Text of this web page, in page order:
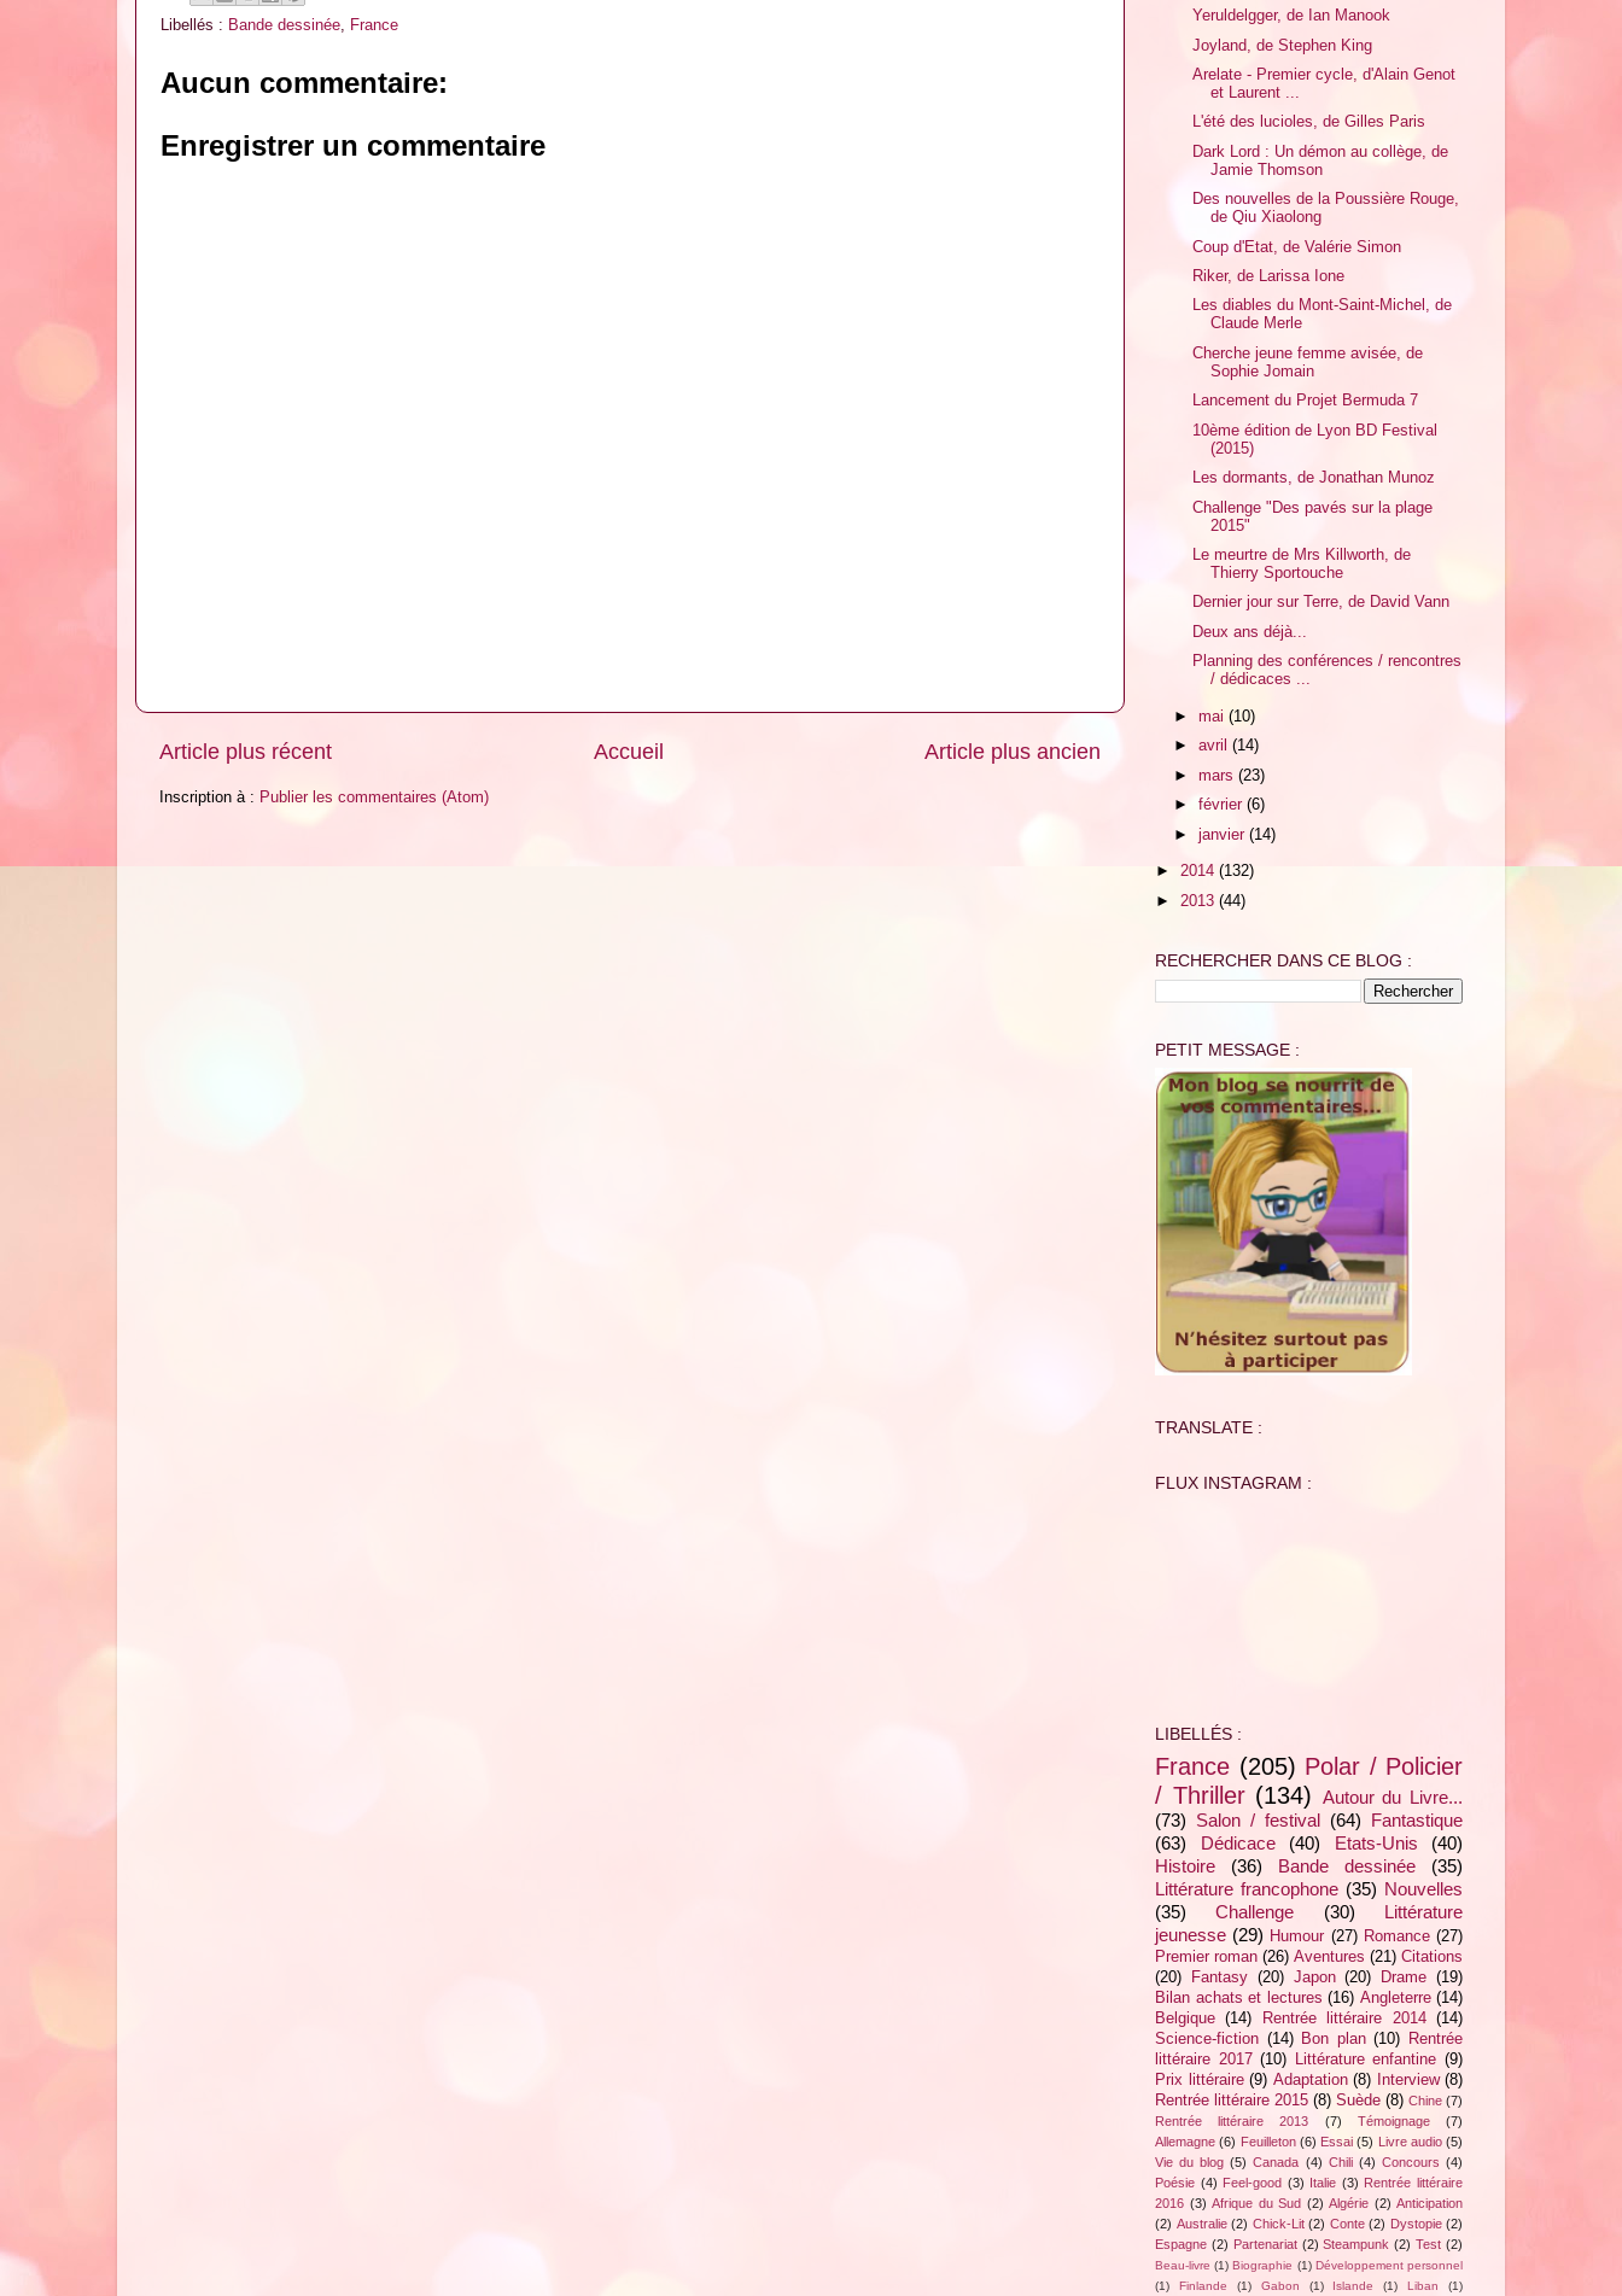
Libellés : Bande dessinée France
Aucun commentaire:
Enregistrer un commentaire
Article plus récent Article plus ancien
Accueil
Inscription à : Publier les commentaires (Atom)
Yeruldelgger, de Ian Manook
Joyland, de Stephen King
Arelate - Premier cycle, d'Alain Genot
et Laurent ...
L'été des lucioles, de Gilles Paris
Dark Lord : Un démon au collège, de
Jamie Thomson
Des nouvelles de la Poussière Rouge,
de Qiu Xiaolong
Coup d'Etat, de Valérie Simon
Riker, de Larissa Ione
Les diables du Mont-Saint-Michel, de
Claude Merle
Cherche jeune femme avisée, de
Sophie Jomain
Lancement du Projet Bermuda 7
10ème édition de Lyon BD Festival
(2015)
Les dormants, de Jonathan Munoz
Challenge "Des pavés sur la plage
2015"
Le meurtre de Mrs Killworth, de
Thierry Sportouche
Dernier jour sur Terre, de David Vann
Deux ans déjà...
Planning des conférences / rencontres
/ dédicaces ...
►mai(10)
►avril(14)
►mars(23)
►février(6)
►janvier(14)
► 2014 (132)
► 2013 (44)
RECHERCHER DANS CE BLOG :
PETIT MESSAGE :
TRANSLATE :
FLUX INSTAGRAM :
LIBELLÉS :
France (205) Polar / Policier
/ Thriller (134) Autour du Livre...
(73) Salon / festival (64) Fantastique
(63)
Dédicace (40) Etats-Unis
(40)
Histoire
(36) Bande dessinée
(35)
Littérature francophone (35) Nouvelles
(35)
Challenge (30)
Littérature
jeunesse (29) Humour (27) Romance (27)
Premier roman (26) Aventures (21) Citations
(20)
Fantasy (20) Japon (20) Drame (19)
Bilan achats et lectures (16) Angleterre (14)
Belgique
(14) Rentrée littéraire 2014
(14)
Science-fiction (14) Bon plan (10)
Rentrée
littéraire 2017 (10) Littérature enfantine (9)
Prix littéraire (9) Adaptation (8) Interview (8)
Rentrée littéraire 2015 (8) Suède (8) Chine (7)
Rentrée littéraire 2013
(7) Témoignage
(7)
Allemagne (6) Feuilleton (6) Essai (5) Livre audio (5)
Vie du blog (5) Canada (4) Chili (4) Concours (4)
Poésie (4) Feel-good (3) Italie (3) Rentrée littéraire
2016 (3) Afrique du Sud (2) Algérie (2) Anticipation
(2) Australie (2) Chick-Lit (2) Conte (2) Dystopie (2)
Espagne (2) Partenariat (2) Steampunk (2) Test (2)
Beau-livre (1) Biographie (1) Développement personnel
(1)
Finlande (1) Gabon (1) Islande (1) Liban (1)